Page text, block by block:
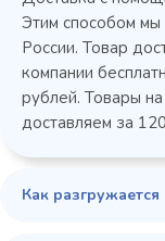
45 900 ₽
Этим способом
России. Товар
компании
рублей. Товары
доставляем за
Как